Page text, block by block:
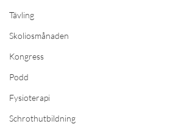
Tävling
Skoliosmånaden
Kongress
Podd
Fysioterapi
Schrothutbildning